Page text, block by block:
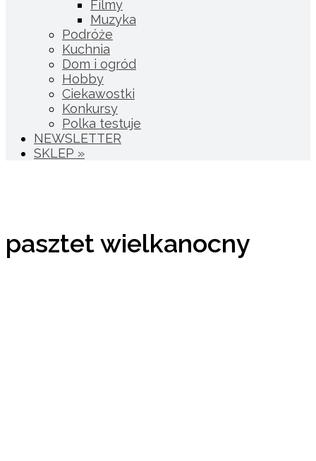
Filmy
Muzyka
Podróże
Kuchnia
Dom i ogród
Hobby
Ciekawostki
Konkursy
Polka testuje
NEWSLETTER
SKLEP »
pasztet wielkanocny